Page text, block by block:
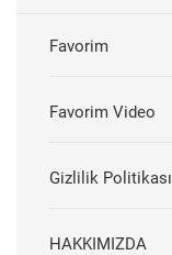
Favorim
Favorim Video
Gizlilik Politikası
HAKKIMIZDA